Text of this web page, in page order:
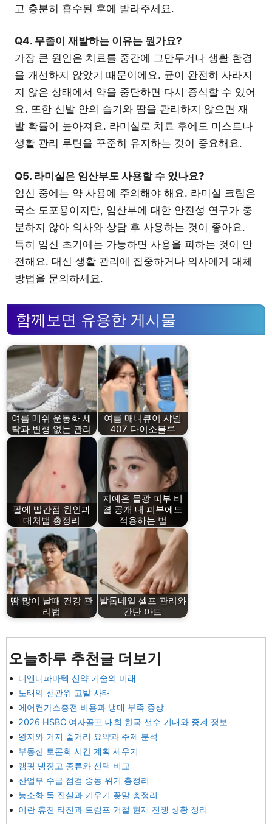
고 충분히 흡수된 후에 발라주세요.
Q4. 무좀이 재발하는 이유는 뭔가요?
가장 큰 원인은 치료를 중간에 그만두거나 생활 환경
을 개선하지 않았기 때문이에요. 균이 완전히 사라지
지 않은 상태에서 약을 중단하면 다시 증식할 수 있어
요. 또한 신발 안의 습기와 땀을 관리하지 않으면 재
발 확률이 높아져요. 라미실로 치료 후에도 미스트나
생활 관리 루틴을 꾸준히 유지하는 것이 중요해요.
Q5. 라미실은 임산부도 사용할 수 있나요?
임신 중에는 약 사용에 주의해야 해요. 라미실 크림은
국소 도포용이지만, 임산부에 대한 안전성 연구가 충
분하지 않아 의사와 상담 후 사용하는 것이 좋아요.
특히 임신 초기에는 가능하면 사용을 피하는 것이 안
전해요. 대신 생활 관리에 집중하거나 의사에게 대체
방법을 문의하세요.
함께보면 유용한 게시물
여름 메쉬 운동화 세
탁과 변형 없는 관리
여름 매니큐어 샤넬
407 다이소블루
팔에 빨간점 원인과
대처법 총정리
지예은 물광 피부 비
결 공개 내 피부에도
적용하는 법
땀 많이 날때 건강 관
리법
발톱네일 셀프 관리와
간단 아트
오늘하루 추천글 더보기
디앤디파마텍 신약 기술의 미래
노태악 선관위 고발 사태
에어컨가스충전 비용과 냉매 부족 증상
2026 HSBC 여자골프 대회 한국 선수 기대와 중계 정보
왕자와 거지 줄거리 요약과 주제 분석
부동산 토론회 시간 계획 세우기
캠핑 냉장고 종류와 선택 비교
산업부 수급 점검 중동 위기 총정리
능소화 독 진실과 키우기 꽂말 총정리
이란 휴전 타진과 트럼프 거절 현재 전쟁 상황 정리